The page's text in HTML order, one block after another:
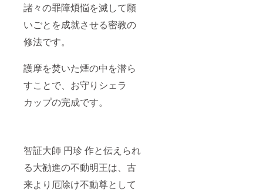
諸々の罪障煩悩を滅して願
いごとを成就させる密教の
修法です。
護摩を焚いた煙の中を潜ら
すことで、お守りシェラ
カップの完成です。
智証大師 円珍 作と伝えられ
る大勧進の不動明王は、古
来より厄除け不動尊として